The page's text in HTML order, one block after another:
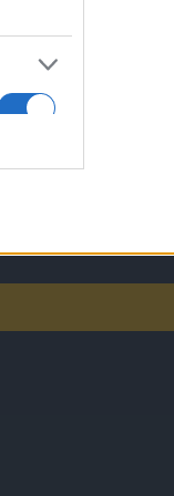
moment. Nous
qui